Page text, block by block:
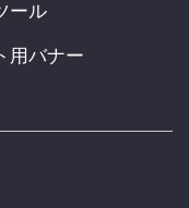
ール
用バナー